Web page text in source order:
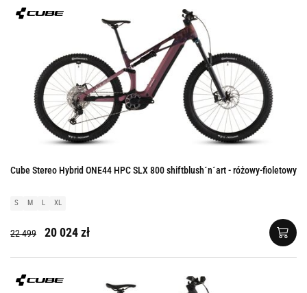
Cube Stereo Hybrid ONE44 HPC SLX 800 shiftblush´n´art - różowy-fioletowy
S M L XL
22 499 20 024 zł